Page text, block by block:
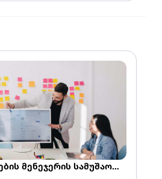
მენეჯერის სამუშაო